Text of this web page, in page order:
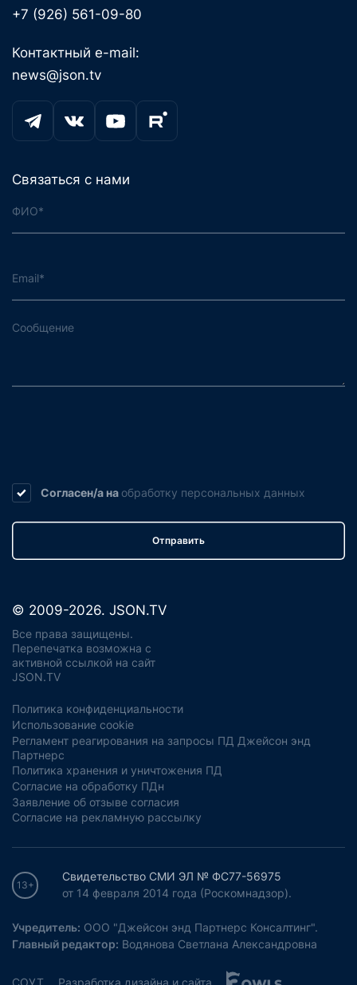
+7 (926) 561-09-80
Контактный e-mail:
news@json.tv
Связаться с нами
Согласен/а на обработку персональных данных
Отправить
© 2009-2026. JSON.TV
Все права защищены.
Перепечатка возможна с
активной ссылкой на сайт
JSON.TV
Политика конфиденциальности
Использование cookie
Регламент реагирования на запросы ПД Джейсон энд
Партнерс
Политика хранения и уничтожения ПД
Согласие на обработку ПДн
Заявление об отзыве согласия
Согласие на рекламную рассылку
13+
Свидетельство СМИ ЭЛ № ФС77-56975
от 14 февраля 2014 года (Роскомнадзор).
Учредитель: ООО "Джейсон энд Партнерс Консалтинг".
Главный редактор: Водянова Светлана Александровна
СОУТ Разработка дизайна и сайта